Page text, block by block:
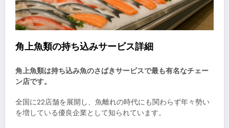
角上魚類の持ち込みサービス詳細
角上魚類は持ち込み魚のさばきサービスで最も有名なチェー
ン店です。
全国に22店舗を展開し、魚離れの時代にも関わらず年々勢い
を増している優良企業として知られています。